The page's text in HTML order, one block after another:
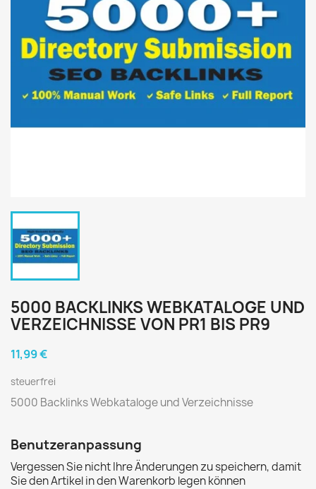
5000 BACKLINKS WEBKATALOGE UND
VERZEICHNISSE VON PR1 BIS PR9
11,99 €
steuerfrei
5000 Backlinks Webkataloge und Verzeichnisse
Benutzeranpassung
Vergessen Sie nicht Ihre Änderungen zu speichern, damit
Sie den Artikel in den Warenkorb legen können